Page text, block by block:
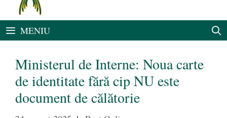
MENIU
Ministerul de Interne: Noua carte
de identitate fără cip NU este
document de călătorie